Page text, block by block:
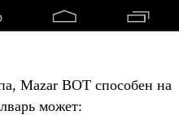
Mazar BOT способен на
может: